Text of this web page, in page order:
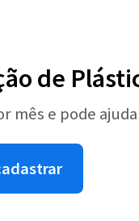
de
mês e pode